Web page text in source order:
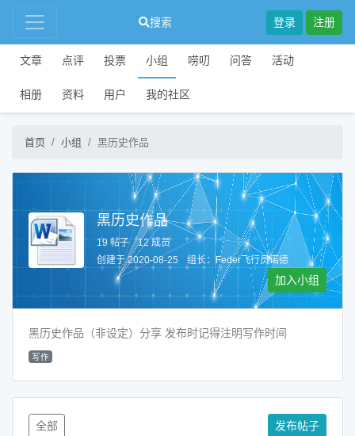
搜索 登录 注册
文章 点评 投票 小组 唠叨 问答 活动
相册 资料 用户 我的社区
首页 小组 黑历史作品
黑历史作品
19 帖子
12 成员
创建于 2020-08-25
组长：Feder飞行员诺德
加入小组
黑历史作品（非设定）分享 发布时记得注明写作时间
写作
发布帖子
全部